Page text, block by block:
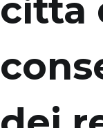
citta